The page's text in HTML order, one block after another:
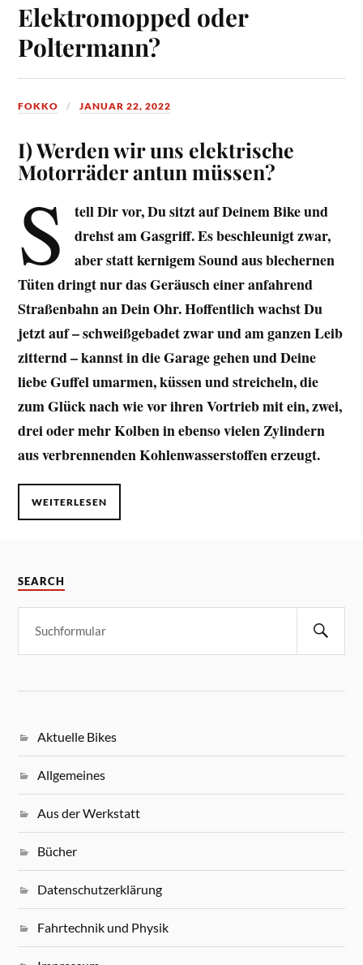
Elektromopped oder
Poltermann?
FOKKO JANUAR 22, 2022
I) Werden wir uns elektrische
Motorräder antun müssen?
S
tell Dir vor, Du sitzt auf Deinem Bike und
drehst am Gasgriff. Es beschleunigt zwar,
aber statt kernigem Sound aus blechernen
Tüten dringt nur das Geräusch einer anfahrend
Straßenbahn an Dein Ohr. Hoffentlich wachst Du
jetzt auf – schweißgebadet zwar und am ganzen Leib
zitternd – kannst in die Garage gehen und Deine
liebe Guffel umarmen, küssen und streicheln, die
zum Glück nach wie vor ihren Vortrieb mit ein, zwei,
drei oder mehr Kolben in ebenso vielen Zylindern
aus verbrennenden Kohlenwasserstoffen erzeugt.
WEITERLESEN
SEARCH
Aktuelle Bikes
Allgemeines
Aus der Werkstatt
Bücher
Datenschutzerklärung
Fahrtechnik und Physik